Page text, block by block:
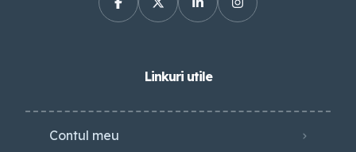
Linkuri utile
Contul meu